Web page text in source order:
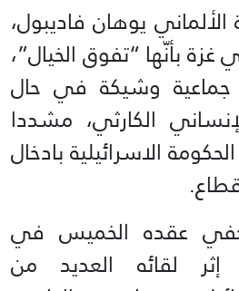
يوهان فاديبول،
غزة بأنّها “تفوق الخيال”،
وشيكة في حال
الكارثي، مشددا
الاسرائيلية بادخال
عقده الخميس في
إثر لقائه العديد من